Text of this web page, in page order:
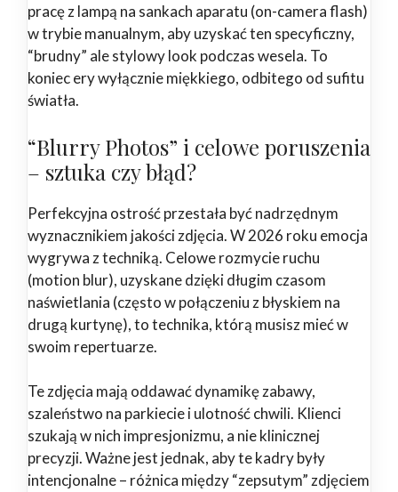
pracę z lampą na sankach aparatu (on-camera flash)
w trybie manualnym, aby uzyskać ten specyficzny,
“brudny” ale stylowy look podczas wesela. To
koniec ery wyłącznie miękkiego, odbitego od sufitu
światła.
“Blurry Photos” i celowe poruszenia
– sztuka czy błąd?
Perfekcyjna ostrość przestała być nadrzędnym
wyznacznikiem jakości zdjęcia. W 2026 roku emocja
wygrywa z techniką. Celowe rozmycie ruchu
(motion blur), uzyskane dzięki długim czasom
naświetlania (często w połączeniu z błyskiem na
drugą kurtynę), to technika, którą musisz mieć w
swoim repertuarze.
Te zdjęcia mają oddawać dynamikę zabawy,
szaleństwo na parkiecie i ulotność chwili. Klienci
szukają w nich impresjonizmu, a nie klinicznej
precyzji. Ważne jest jednak, aby te kadry były
intencjonalne – różnica między “zepsutym” zdjęciem